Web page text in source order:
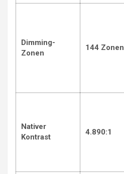
Dimming-
Zonen
144 Zonen
Nativer
Kontrast
4.890:1